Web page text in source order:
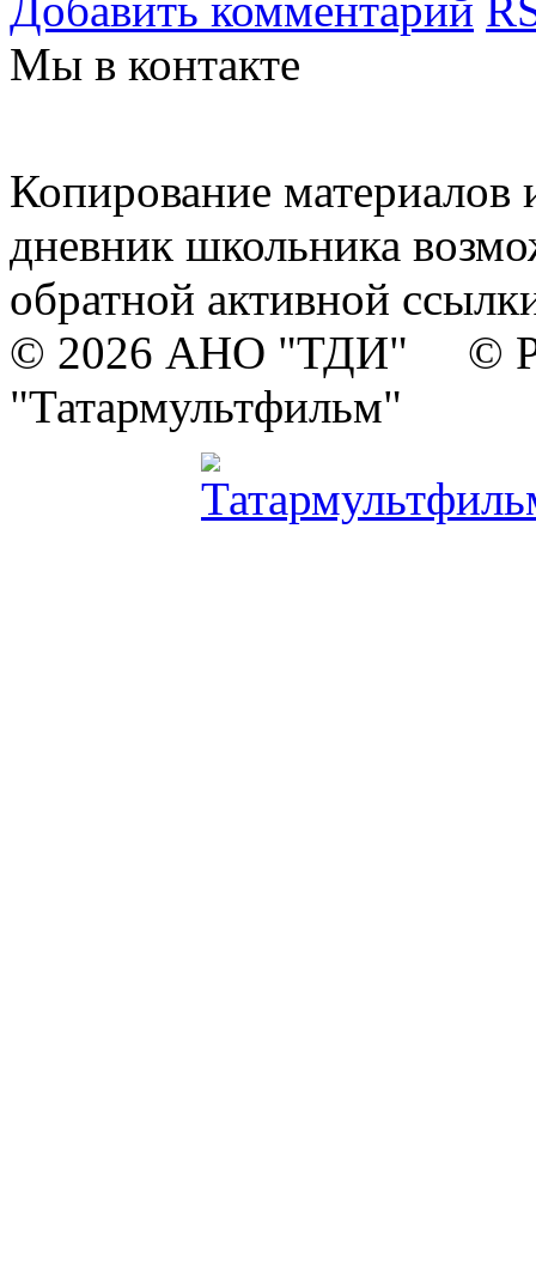
Мы в контакте
Копирование материалов
дневник школьника
обратной активной
© 2026 АНО "ТДИ" ©
"Татармультфильм"